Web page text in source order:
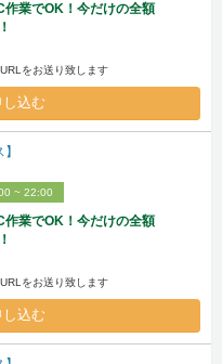
作業でOK！今だけの全額
をお送り致します
込む
~ 22:00
作業でOK！今だけの全額
をお送り致します
込む